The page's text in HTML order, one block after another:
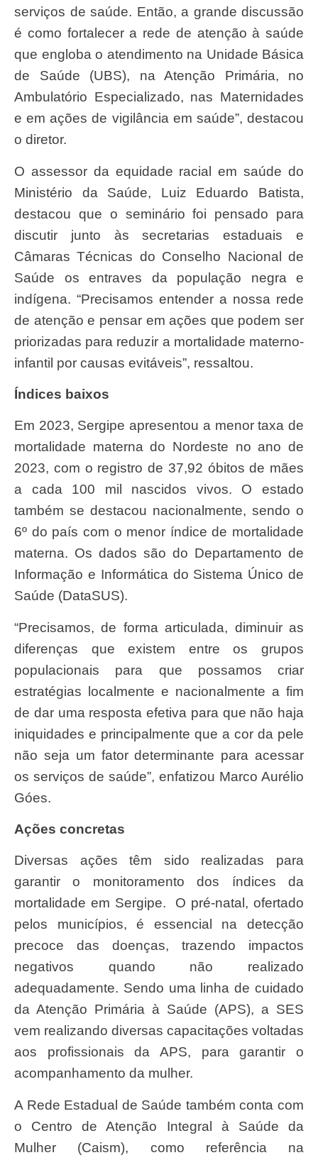
serviços de saúde. Então, a grande discussão
é como fortalecer a rede de atenção à saúde
que engloba o atendimento na Unidade Básica
de Saúde (UBS), na Atenção Primária, no
Ambulatório Especializado, nas Maternidades
e em ações de vigilância em saúde”, destacou
o diretor.
O assessor da equidade racial em saúde do
Ministério da Saúde, Luiz Eduardo Batista,
destacou que o seminário foi pensado para
discutir junto às secretarias estaduais e
Câmaras Técnicas do Conselho Nacional de
Saúde os entraves da população negra e
indígena. “Precisamos entender a nossa rede
de atenção e pensar em ações que podem ser
priorizadas para reduzir a mortalidade materno-
infantil por causas evitáveis”, ressaltou.
Índices baixos
Em 2023, Sergipe apresentou a menor taxa de
mortalidade materna do Nordeste no ano de
2023, com o registro de 37,92 óbitos de mães
a cada 100 mil nascidos vivos. O estado
também se destacou nacionalmente, sendo o
6º do país com o menor índice de mortalidade
materna. Os dados são do Departamento de
Informação e Informática do Sistema Único de
Saúde (DataSUS).
“Precisamos, de forma articulada, diminuir as
diferenças que existem entre os grupos
populacionais para que possamos criar
estratégias localmente e nacionalmente a fim
de dar uma resposta efetiva para que não haja
iniquidades e principalmente que a cor da pele
não seja um fator determinante para acessar
os serviços de saúde”, enfatizou Marco Aurélio
Góes.
Ações concretas
Diversas ações têm sido realizadas para
garantir o monitoramento dos índices da
mortalidade em Sergipe. O pré-natal, ofertado
pelos municípios, é essencial na detecção
precoce das doenças, trazendo impactos
negativos quando não realizado
adequadamente. Sendo uma linha de cuidado
da Atenção Primária à Saúde (APS), a SES
vem realizando diversas capacitações voltadas
aos profissionais da APS, para garantir o
acompanhamento da mulher.
A Rede Estadual de Saúde também conta com
o Centro de Atenção Integral à Saúde da
Mulher (Caism), como referência na